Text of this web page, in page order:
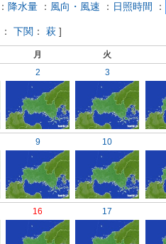
： 降水量 ： 風向・風速 ： 日照時間 ：
： 下関 ： 萩 ]
月 火
2 3
9 10
16 17